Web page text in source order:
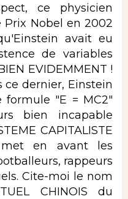
ce physicien
Nobel en 2002
avait eu
de variables
EVIDEMMENT !
ce dernier, Einstein
formule "E = MC2"
bien incapable
CAPITALISTE
en avant les
rappeurs
Cite-moi le nom
CHINOIS du